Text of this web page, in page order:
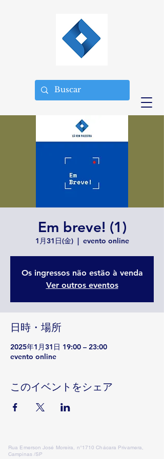
Em breve! (1)
1月31日(金)
  |
evento online
Os ingressos não estão à venda
Ver outros eventos
日時・場所
2025年1月31日 19:00 – 23:00
evento online
このイベントをシェア
Rua Emerson José Moreira, n°1710 Chácara Privamera,
Campinas /SP